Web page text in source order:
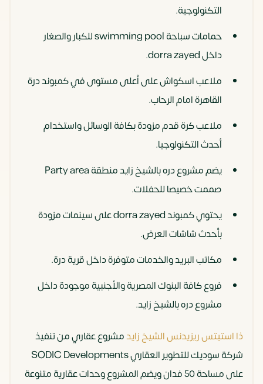
التكنولوجية.
حمامات سباحة swimming pool للكبار والصغار
داخل dorra zayed.
ملاعب اسكواش على أعلى مستوى في كمبوند درة
القاهرة امام الرحاب.
ملاعب كرة قدم مزودة بكافة الوسائل واستخدام
أحدث التكنولوجيا.
يضم مشروع دره بالشيخ زايد منطقةParty area
صممت خصيصا للحفلات.
يحتوي كمبوند dorra zayed على سينمات مزودة
بأحدث شاشات العرض.
مكاتب البريد والخدمات متوفرة داخل قرية درة.
فروع كافة البنوك المصرية والأجنبية موجودة داخل
مشروع دره بالشيخ زايد.
ذا استيتس ريزيدنس الشيخ زايدمشروع عقاري من تنفيذ
شركة سوديك للتطوير العقاري SODIC Developments
على مساحة 50 فدان ويضم المشروع وحدات عقارية متنوعة